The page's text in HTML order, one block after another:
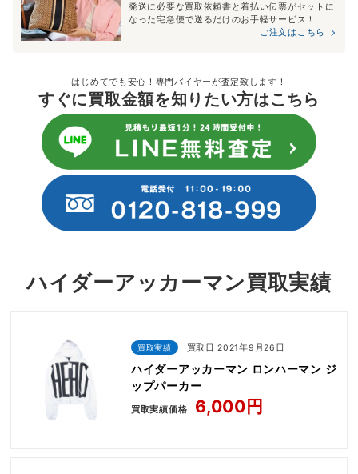
発送に必要な買取依頼書と着払い伝票がセットに
なった宅急便で送るだけのお手軽サービス！
ご注文はこちら
はじめてでも安心！専門バイヤーが査定致します！
すぐに買取金額を知りたい方はこちら
ハイダーアッカーマン買取実績
買取実績 買取日 2021年9月26日
ハイダーアッカーマン ロンハーマン ジ
ップパーカー
買取実績価格 6,000円